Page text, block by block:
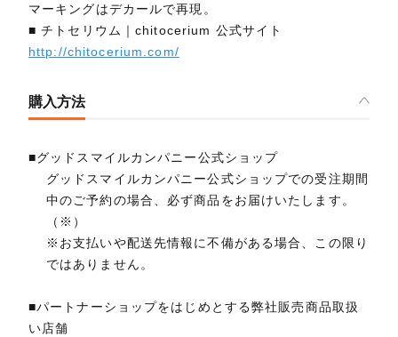
マーキングはデカールで再現。
■ チトセリウム｜chitocerium 公式サイト
http://chitocerium.com/
購入方法
■グッドスマイルカンパニー公式ショップ
グッドスマイルカンパニー公式ショップでの受注期間
中のご予約の場合、必ず商品をお届けいたします。
（※）
※お支払いや配送先情報に不備がある場合、この限り
ではありません。
■パートナーショップをはじめとする弊社販売商品取扱
い店舗